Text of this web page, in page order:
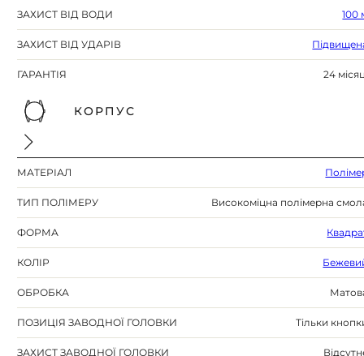
ЗАХИСТ ВІД ВОДИ 100
ЗАХИСТ ВІД УДАРІВ
ГАРАНТІЯ 24
КОРПУС
МАТЕРІАЛ
ТИП ПОЛІМЕРУ Високоміцна полімерна
ФОРМА
КОЛІР
ОБРОБКА
ПОЗИЦІЯ ЗАВОДНОЇ ГОЛОВКИ Тільки
ЗАХИСТ ЗАВОДНОЇ ГОЛОВКИ